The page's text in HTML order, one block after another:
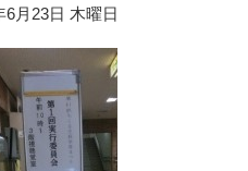
6月23日 木曜日